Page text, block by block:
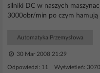
silniki DC w naszych
3000obr/min po czym hamują
Automatyka Przemysłowa
30 Mar 2008 21:29
Odpowiedzi: 11 Wyświetleń: 3070